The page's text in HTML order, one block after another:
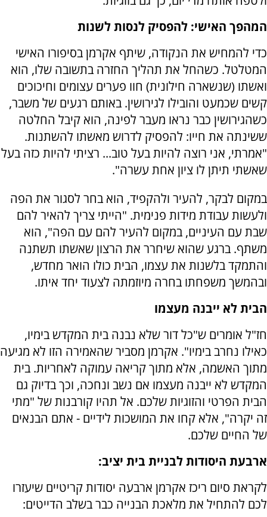
המהפך האישי: להפסיק לנסות לשנות
כדי להמחיש את הנקודה, שיתף אקרמן בסיפורו האישי
המטלטל. כשהחל את תהליך החזרה בתשובה שלו, הוא
ואשתו (שנשארה חילונית) חוו פערים עצומים וחיכוכים
קשים שכמעט והובילו לגירושין. באותם רגעים של משבר,
כשהגירושין כבר נראו מעבר לפינה, הוא קיבל החלטה
ששינתה את חייו: להפסיק לדרוש מאשתו להשתנות.
"אמרתי, אני רוצה להיות בעל טוב... רציתי להיות כזה בעל
שאשתי תיתן לו ציון אחת עשרה".
במקום לבקר, להעיר ולהקפיד, הוא בחר לסגור את הפה
ולעשות עבודת מידות פנימית. "הייתי צריך להאיר להם
שבת עם העיניים, במקום להעיר להם עם הפה", הוא
משתף. ברגע שהוא שיחרר את הרצון שאשתו תשתנה
והתמקד בלשנות את עצמו, הבית כולו הואר מחדש,
ובהמשך משפחתו בחרה מיוזמתה לצעוד יחד איתו.
הבית לא ייבנה מעצמו
חז"ל אומרים ש"כל דור שלא נבנה בית המקדש בימיו,
כאילו נחרב בימיו". אקרמן מסביר שהאמירה הזו לא מגיעה
מתוך האשמה, אלא מתוך קריאה עמוקה לאחריות. בית
המקדש לא ייבנה מעצמו אם נשב ונחכה, וכך בדיוק גם
הבית הפרטי והזוגיות שלכם. אל תהיו קורבנות של "מתי
זה יקרה", אלא קחו את המושכות לידיים - אתם הבנאים
של החיים שלכם.
ארבעת היסודות לבניית בית יציב:
לקראת סיום ריכז אקרמן ארבעה יסודות קריטיים שיעזרו
לכם להתחיל את מלאכת הבנייה כבר בשלב הדייטים: